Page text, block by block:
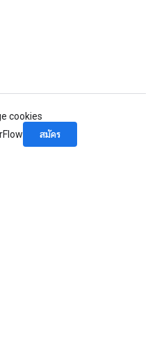
cookies
สมัคร